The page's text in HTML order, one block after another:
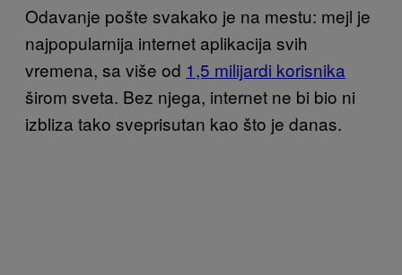
Odavanje pošte svakako je na mestu: mejl je
najpopularnija internet aplikacija svih
vremena, sa više od 1,5 milijardi korisnika
širom sveta. Bez njega, internet ne bi bio ni
izbliza tako sveprisutan kao što je danas.